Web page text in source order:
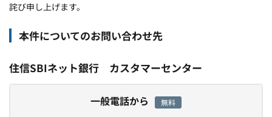
詫び申し上げます。
本件についてのお問い合わせ先
住信SBIネット銀行 カスタマーセンター
一般電話から 無料